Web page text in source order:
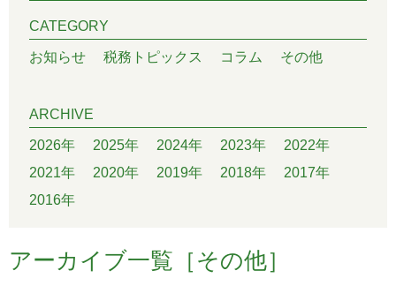
CATEGORY
お知らせ 税務トピックス コラム その他
ARCHIVE
2026年 2025年 2024年 2023年
2022年
2021年
2020年 2019年 2018年
2017年
2016年
アーカイブ一覧［その他］